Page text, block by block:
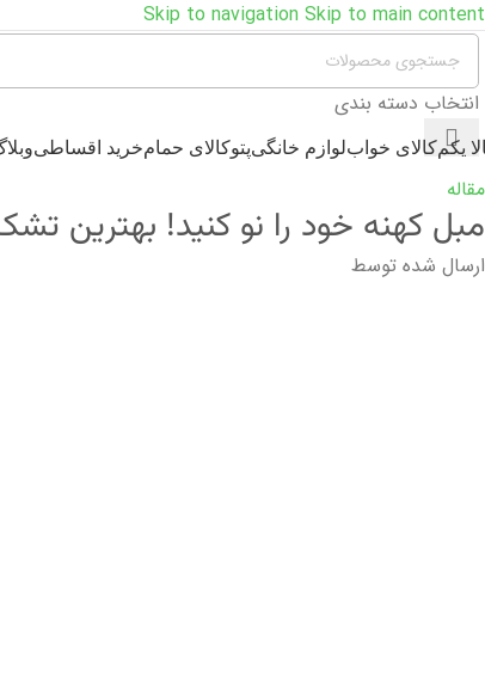
Skip to navigation Skip to main content
انتخاب دسته بندی
یکمکالای خوابلوازم خانگیپتوکالای حمامخرید اقساطی
مقاله
مبل کهنه خود را نو کنید! بهترین
ارسال شده توسط